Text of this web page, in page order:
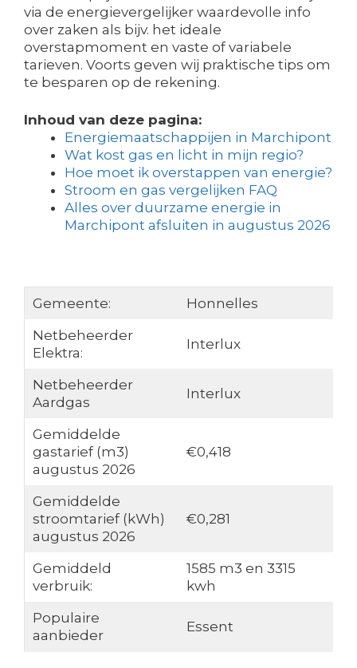
via de energievergelijker waardevolle info
over zaken als bijv. het ideale
overstapmoment en vaste of variabele
tarieven. Voorts geven wij praktische tips om
te besparen op de rekening.
Inhoud van deze pagina:
Energiemaatschappijen in Marchipont
Wat kost gas en licht in mijn regio?
Hoe moet ik overstappen van energie?
Stroom en gas vergelijken FAQ
Alles over duurzame energie in
Marchipont afsluiten in augustus 2026
Gemeente:
Honnelles
Netbeheerder
Elektra:
Interlux
Netbeheerder
Aardgas
Interlux
Gemiddelde
gastarief (m3)
augustus 2026
€0,418
Gemiddelde
stroomtarief (kWh)
augustus 2026
€0,281
Gemiddeld
verbruik:
1585 m3 en 3315
kwh
Populaire
aanbieder
Essent